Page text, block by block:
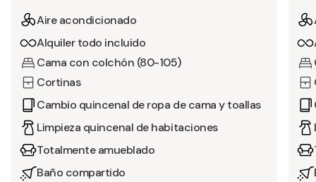
Aire acondicionado
Alquiler todo incluido
Cama con colchón (80-105)
Cortinas
Cambio quincenal de ropa de cama y toallas
Limpieza quincenal de habitaciones
Totalmente amueblado
Baño compartido